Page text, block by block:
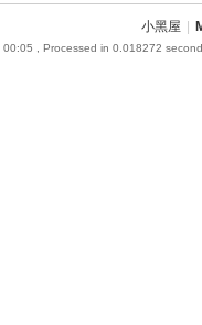
小黑屋
00:05 , Processed in 0.018272